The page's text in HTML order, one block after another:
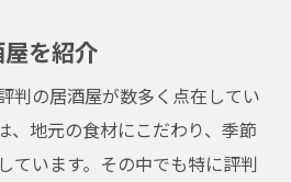
を紹介
判の居酒屋が数多く点在してい
、地元の食材にこだわり、季節
ています。その中でも特に評判